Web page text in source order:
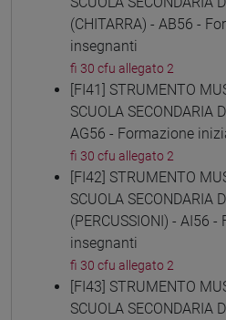
(CHITARRA) - AB56 -
insegnanti
fi 30 cfu allegato 2
[FI41] STRUMENTO
SCUOLA SECONDARIA
AG56 - Formazione
fi 30 cfu allegato 2
[FI42] STRUMENTO
SCUOLA SECONDARIA
(PERCUSSIONI) - AI56
insegnanti
fi 30 cfu allegato 2
[FI43] STRUMENTO
SCUOLA SECONDARIA